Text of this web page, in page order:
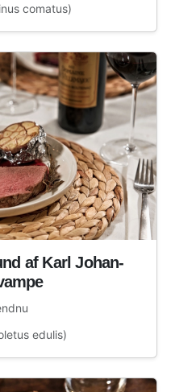
comatus)
af Karl Johan-
edulis)